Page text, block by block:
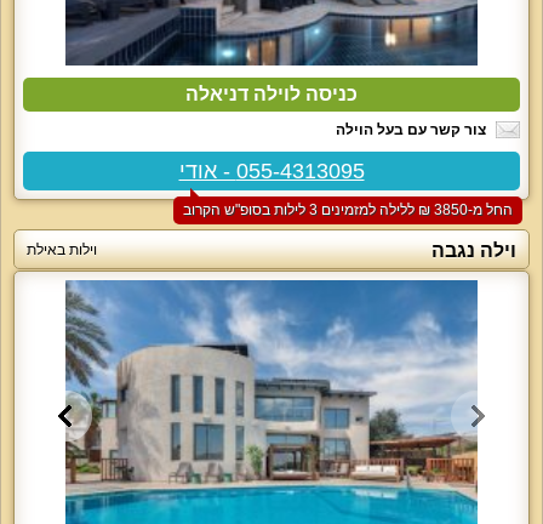
כניסה לוילה דניאלה
צור קשר עם בעל הוילה
055-4313095 - אודי
החל מ-‏3850 ₪ ללילה למזמינים 3 לילות בסופ"ש הקרוב
וילה נגבה וילות באילת